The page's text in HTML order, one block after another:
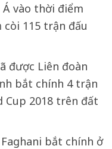
vào thời điểm
115 trận đấu
được Liên đoàn
bắt chính 4 trận
Cup 2018 trên đất
bắt chính ở